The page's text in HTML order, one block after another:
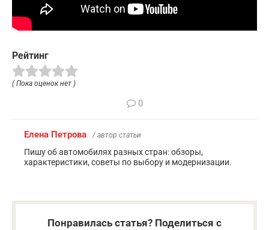
Рейтинг
( Пока оценок нет )
0
Елена Петрова / автор статьи
Пишу об автомобилях разных стран: обзоры,
характеристики, советы по выбору и модернизации.
Понравилась статья? Поделиться с